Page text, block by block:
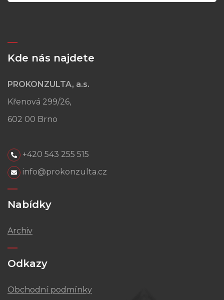
Kde nás najdete
PROKONZULTA, a.s.
Křenová 299/26,
602 00 Brno
+420 543 255 515
info@prokonzulta.cz
Nabídky
Archiv
Odkazy
Obchodní podmínky